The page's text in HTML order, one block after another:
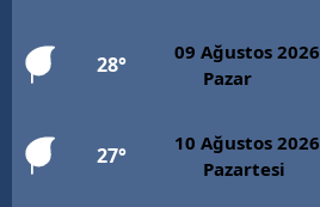
28°
09 Ağustos 2026
Pazar
27°
10 Ağustos 2026
Pazartesi